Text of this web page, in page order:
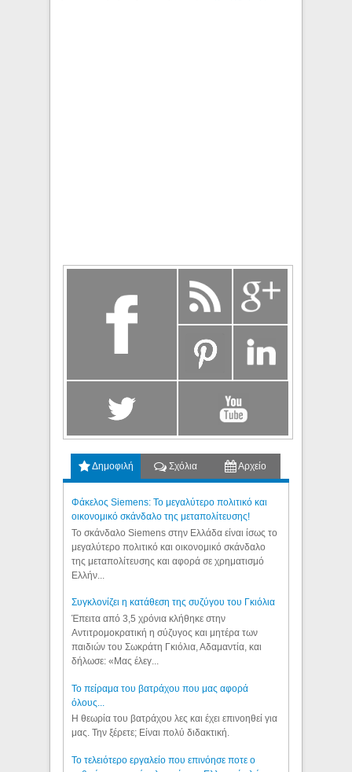
Δημοφιλή Σχόλια Αρχείο
Φάκελος Siemens: Το μεγαλύτερο πολιτικό και
οικονομικό σκάνδαλο της μεταπολίτευσης!
Το σκάνδαλο Siemens στην Ελλάδα είναι ίσως το
μεγαλύτερο πολιτικό και οικονομικό σκάνδαλο
της μεταπολίτευσης και αφορά σε χρηματισμό
Ελλήν...
Συγκλονίζει η κατάθεση της συζύγου του Γκιόλια
Έπειτα από 3,5 χρόνια κλήθηκε στην
Αντιτρομοκρατική η σύζυγος και μητέρα των
παιδιών του Σωκράτη Γκιόλια, Αδαμαντία, και
δήλωσε: «Μας έλεγ...
Το πείραμα του βατράχου που μας αφορά
όλους...
Η θεωρία του βατράχου λες και έχει επινοηθεί για
μας. Την ξέρετε; Είναι πολύ διδακτική.
Το τελειότερο εργαλείο που επινόησε ποτε ο